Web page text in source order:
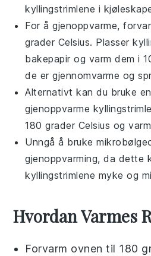
kyllingstrimlene i
For å gjenoppvarme,
grader Celsius. Plasser
bakepapir og varm dem i
de er gjennomvarme og
Alternativt kan du bruke
gjenoppvarme
180 grader Celsius og
Unngå å bruke
gjenoppvarming, da dette
kyllingstrimlene myke og
Hvordan Varmes
Forvarm ovnen til 180